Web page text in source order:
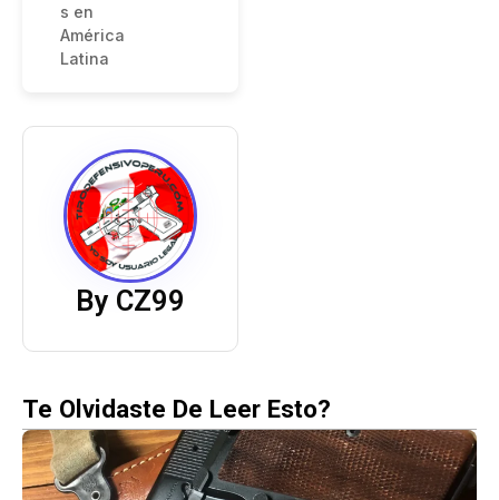
s en
América
Latina
By CZ99
Te Olvidaste De Leer Esto?